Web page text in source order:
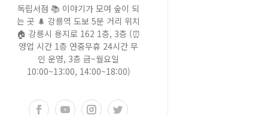
독립서점 📚 이야기가 모여 숲이 되
는 곳 🌲 강릉역 도보 5분 거리 위치
🏠 강릉시 용지로 162 1층, 3층 (⏰
영업 시간 1층 연중무휴 24시간 무
인 운영, 3층 금~월요일
10:00~13:00, 14:00~18:00)